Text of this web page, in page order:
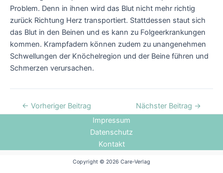
Problem. Denn in ihnen wird das Blut nicht mehr richtig
zurück Richtung Herz transportiert. Stattdessen staut sich
das Blut in den Beinen und es kann zu Folgeerkrankungen
kommen. Krampfadern können zudem zu unangenehmen
Schwellungen der Knöchelregion und der Beine führen und
Schmerzen verursachen.
← Vorheriger Beitrag Nächster Beitrag →
Impressum
Datenschutz
Kontakt
Copyright © 2026 Care-Verlag